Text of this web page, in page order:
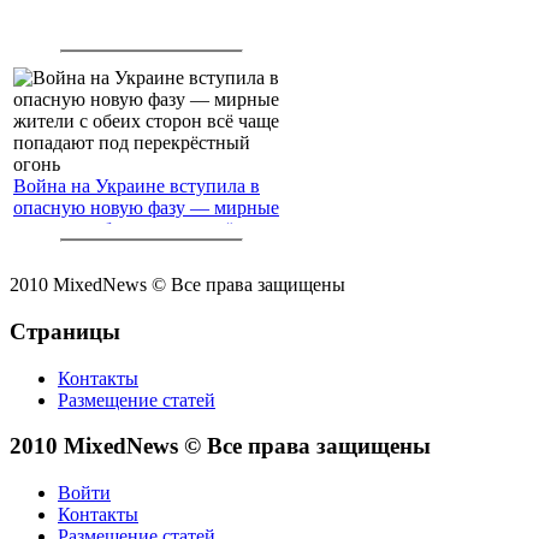
Война на Украине вступила в
опасную новую фазу — мирные
жители с обеих сторон всё чаще
2010 MixedNews © Все права защищены
Страницы
Контакты
Размещение статей
2010 MixedNews © Все права защищены
Войти
Контакты